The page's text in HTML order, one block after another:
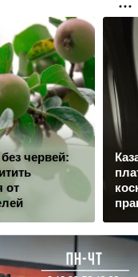
червей:
от